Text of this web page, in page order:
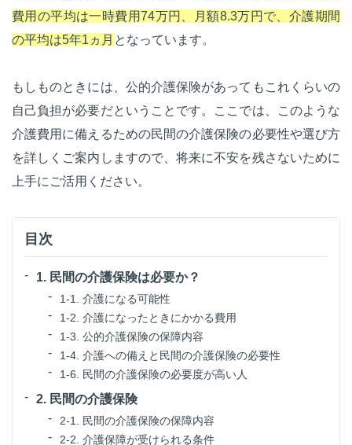
費用の平均は一時費用74万円、月額8.3万円で、介護期間
の平均は5年1ヵ月 となっています。
もしものときには、公的介護保険があってもこれくらいの
自己負担が必要だということです。ここでは、このような
介護費用に備えるための民間の介護保険の必要性や選び方
を詳しくご案内しますので、将来に不安を残さないために
上手にご活用ください。
目次
1. 民間の介護保険は必要か？
1-1. 介護になる可能性
1-2. 介護になったときにかかる費用
1-3. 公的介護保険の保障内容
1-4. 介護への備えと民間の介護保険の必要性
1-6. 民間の介護保険の必要度が高い人
2. 民間の介護保険
2-1. 民間の介護保険の保障内容
2-2. 介護保障が受けられる条件